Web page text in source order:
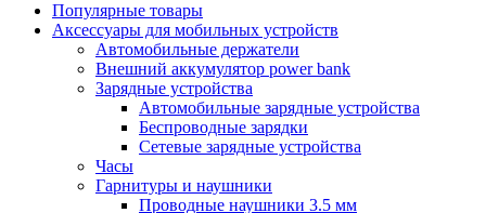
Популярные товары
Аксессуары для мобильных устройств
Автомобильные держатели
Внешний аккумулятор power bank
Зарядные устройства
Автомобильные зарядные устройства
Беспроводные зарядки
Сетевые зарядные устройства
Часы
Гарнитуры и наушники
Проводные наушники 3.5 мм